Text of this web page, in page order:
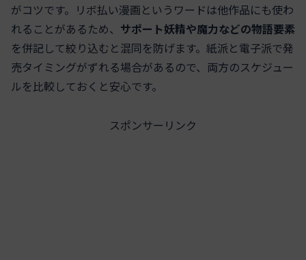
がコツです。リボ払い漫画というワードは他作品にも使わ
れることがあるため、 サポート妖精や魔力などの物語要素
を併記して絞り込むと混同を防げます。紙派と電子派で発
売タイミングがずれる場合があるので、両方のスケジュー
ルを比較しておくと安心です。
スポンサーリンク